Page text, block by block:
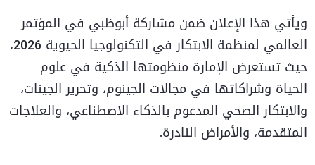
ويأتي هذا الإعلان ضمن مشاركة أبوظبي في المؤتمر
العالمي لمنظمة الابتكار في التكنولوجيا الحيوية 2026،
حيث تستعرض الإمارة منظومتها الذكية في علوم
الحياة وشراكاتها في مجالات الجينوم، وتحرير الجينات،
والابتكار الصحي المدعوم بالذكاء الاصطناعي، والعلاجات
المتقدمة، والأمراض النادرة.